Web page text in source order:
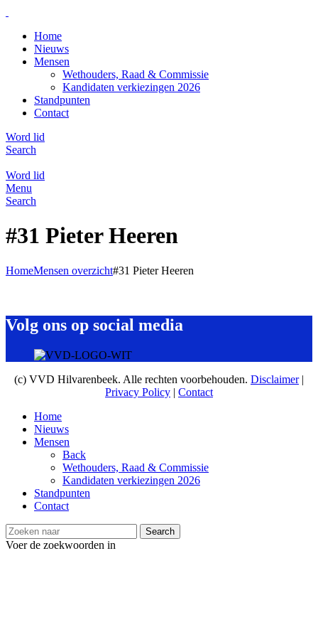
Home
Nieuws
Mensen
Wethouders, Raad & Commissie
Kandidaten verkiezingen 2026
Standpunten
Contact
Word lid
Search
Word lid
Menu
Search
#31 Pieter Heeren
HomeMensen overzicht#31 Pieter Heeren
Volg ons op social media
(c) VVD Hilvarenbeek. Alle rechten voorbehouden. Disclaimer|
Privacy Policy | Contact
Home
Nieuws
Mensen
Back
Wethouders, Raad & Commissie
Kandidaten verkiezingen 2026
Standpunten
Contact
Search
Voer de zoekwoorden in